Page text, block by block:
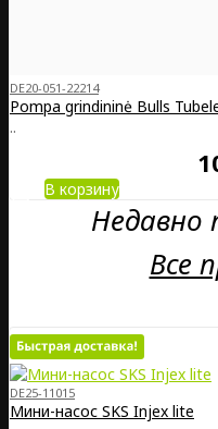
DE20-051-22214
Pompa grindininė Bulls
..
В корзину
Недавно
Все
DE25-11015
Мини-насос SKS Injex lite